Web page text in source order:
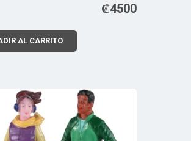
₡4500
AL CARRITO